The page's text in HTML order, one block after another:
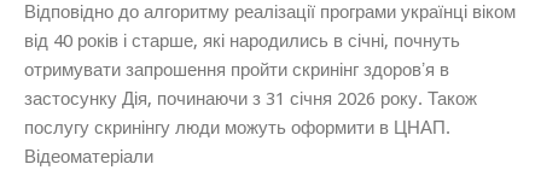
Відповідно до алгоритму реалізації програми українці віком
від 40 років і старше, які народились в січні, почнуть
отримувати запрошення пройти скринінг здоровʼя в
застосунку Дія, починаючи з 31 січня 2026 року. Також
послугу скринінгу люди можуть оформити в ЦНАП.
Відеоматеріали